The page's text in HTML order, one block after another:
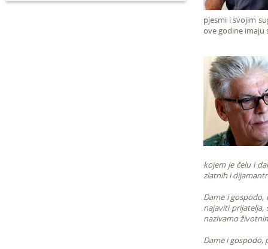
pjesmi i svojim
ove godine imaju
kojem je čelu i
zlatnih i
Dame i
najaviti prijatelja,
nazivamo
Dame i gospodo,